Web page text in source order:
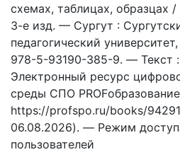
схемах, таблицах, образцах
3-е изд. — Сургут :
педагогический
978-5-93190-385-9. — Текст
Электронный ресурс
среды СПО
https://profspo.ru/books/
06.08.2026). — Режим
пользователей